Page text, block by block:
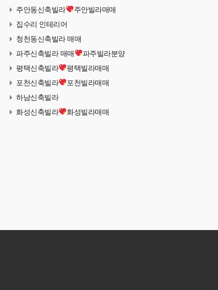
주안동신축빌라
주안빌라매매
집수리 인테리어
청천동신축빌라 매매
파주신축빌라 매매
파주빌라분양
평택신축빌라
평택빌라매매
포천신축빌라
포천빌라매매
하남신축빌라
화성신축빌라
화성빌라매매